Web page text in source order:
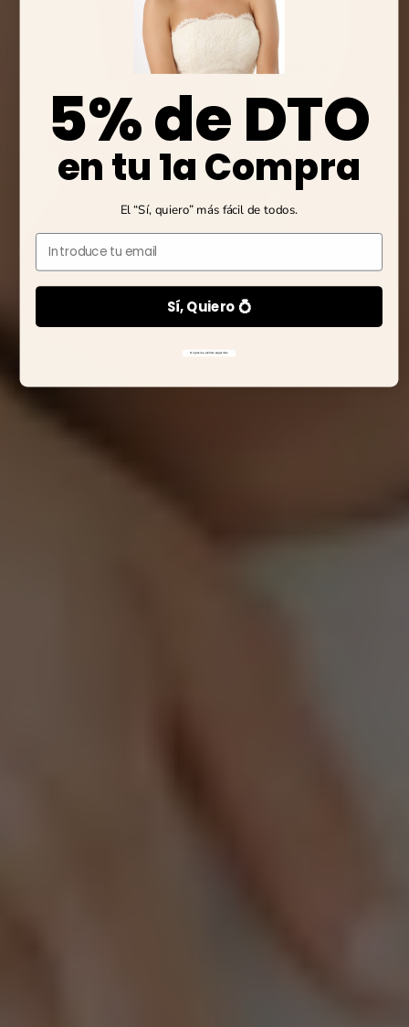
Te ayudamos con la talla por WhatsApp
Envío express gratis
ZAPATOS DE NOVIA
5% de DTO
en tu 1a Compra
El “Sí, quiero” más fácil de todos.
Email
Sí, Quiero 💍
No gracias, prefiero pagar más